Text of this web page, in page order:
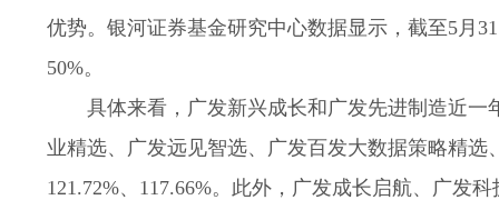
优势。银河证券基金研究中心数据显示，截至5月
50%。
具体来看，广发新兴成长和广发先进制造近一
业精选、广发远见智选、广发百发大数据策略精选
121.72%、117.66%。此外，广发成长启航、广发